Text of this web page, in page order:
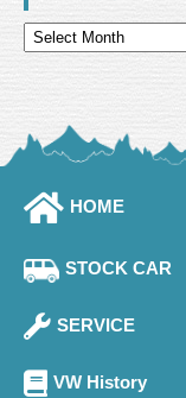
HOME
STOCK CAR
SERVICE
VW History